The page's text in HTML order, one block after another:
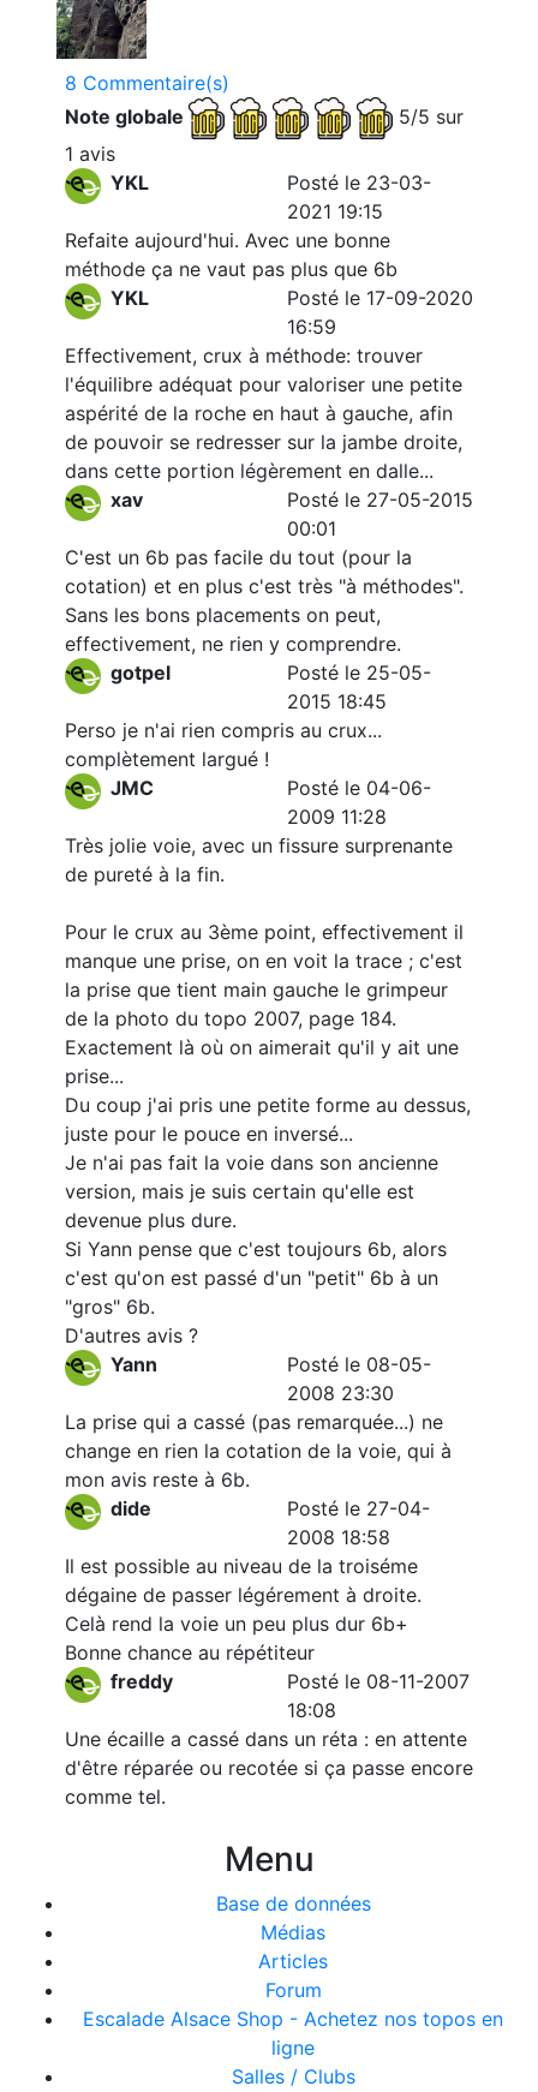
8 Commentaire(s)
Note globale
5/5 sur
1 avis
YKL
Posté le 23-03-
2021 19:15
Refaite aujourd'hui. Avec une bonne
méthode ça ne vaut pas plus que 6b
YKL
Posté le 17-09-2020
16:59
Effectivement, crux à méthode: trouver
l'équilibre adéquat pour valoriser une petite
aspérité de la roche en haut à gauche, afin
de pouvoir se redresser sur la jambe droite,
dans cette portion légèrement en dalle...
xav
Posté le 27-05-2015
00:01
C'est un 6b pas facile du tout (pour la
cotation) et en plus c'est très "à méthodes".
Sans les bons placements on peut,
effectivement, ne rien y comprendre.
gotpel
Posté le 25-05-
2015 18:45
Perso je n'ai rien compris au crux...
complètement largué !
JMC
Posté le 04-06-
2009 11:28
Très jolie voie, avec un fissure surprenante
de pureté à la fin.
Pour le crux au 3ème point, effectivement il
manque une prise, on en voit la trace ; c'est
la prise que tient main gauche le grimpeur
de la photo du topo 2007, page 184.
Exactement là où on aimerait qu'il y ait une
prise...
Du coup j'ai pris une petite forme au dessus,
juste pour le pouce en inversé...
Je n'ai pas fait la voie dans son ancienne
version, mais je suis certain qu'elle est
devenue plus dure.
Si Yann pense que c'est toujours 6b, alors
c'est qu'on est passé d'un "petit" 6b à un
"gros" 6b.
D'autres avis ?
Yann
Posté le 08-05-
2008 23:30
La prise qui a cassé (pas remarquée...) ne
change en rien la cotation de la voie, qui à
mon avis reste à 6b.
dide
Posté le 27-04-
2008 18:58
Il est possible au niveau de la troiséme
dégaine de passer légérement à droite.
Celà rend la voie un peu plus dur 6b+
Bonne chance au répétiteur
freddy
Posté le 08-11-2007
18:08
Une écaille a cassé dans un réta : en attente
d'être réparée ou recotée si ça passe encore
comme tel.
Menu
Base de données
Médias
Articles
Forum
Escalade Alsace Shop - Achetez nos topos en
ligne
Salles / Clubs